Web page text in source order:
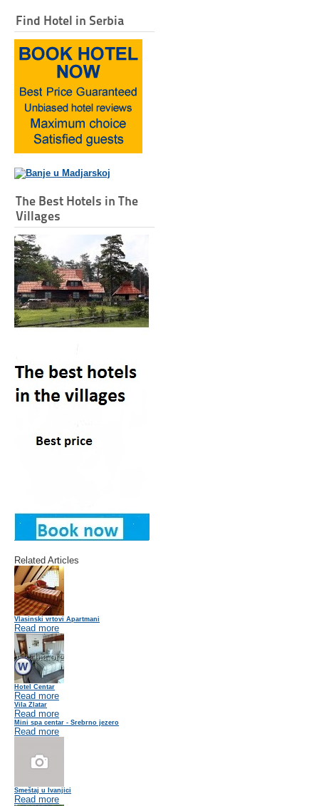
Find Hotel in Serbia
The Best Hotels in The
Villages
Related Articles
Vlasinski vrtovi Apartmani
Read more
Hotel Centar
Read more
Vila Zlatar
Read more
Mini spa centar - Srebrno jezero
Read more
Smeštaj u Ivanjici
Read more